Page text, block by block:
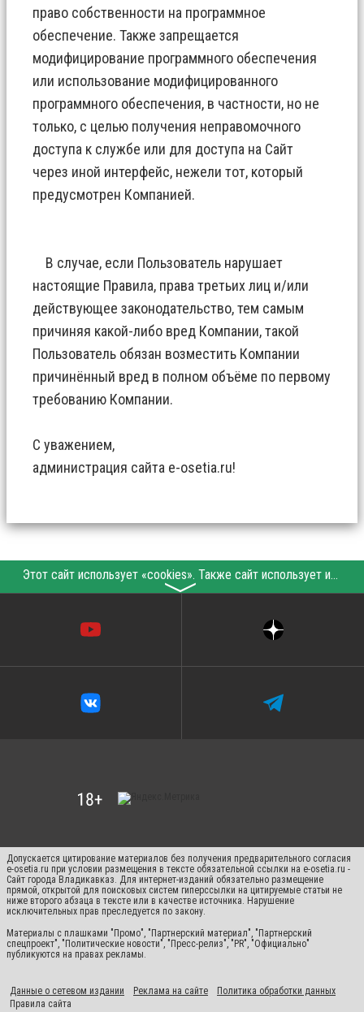
право собственности на программное
обеспечение. Также запрещается
модифицирование программного обеспечения
или использование модифицированного
программного обеспечения, в частности, но не
только, с целью получения неправомочного
доступа к службе или для доступа на Сайт
через иной интерфейс, нежели тот, который
предусмотрен Компанией.
В случае, если Пользователь нарушает
настоящие Правила, права третьих лиц и/или
действующее законодательство, тем самым
причиняя какой-либо вред Компании, такой
Пользователь обязан возместить Компании
причинённый вред в полном объёме по первому
требованию Компании.
С уважением,
администрация сайта e-osetia.ru!
Этот сайт использует «cookies». Также сайт использует интернет-сервис для сбора технических данных касательно посетителей с целью получения маркетинговой и статистической информации. Условия обработки данных посетителей сайта см.
〉
Допускается цитирование материалов без получения предварительного согласия
e-osetia.ru при условии размещения в тексте обязательной ссылки на e-osetia.ru -
Сайт города Владикавказ. Для интернет-изданий обязательно размещение
прямой, открытой для поисковых систем гиперссылки на цитируемые статьи не
ниже второго абзаца в тексте или в качестве источника. Нарушение
исключительных прав преследуется по закону.
Материалы с плашками "Промо", "Партнерский материал", "Партнерский
спецпроект", "Политические новости", "Пресс-релиз", "PR", "Официально"
публикуются на правах рекламы.
Данные о сетевом издании Реклама на сайте
Политика обработки данных
Правила сайта